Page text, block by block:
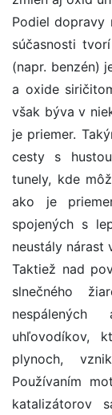
Podiel dopravy
súčasnosti
(napr. benzén)
a oxide
však býva v
je priemer.
cesty s
tunely, kde
ako je
spojených s
neustály nárast
Taktiež nad
slnečného
uhľovodíkov,
plynoch,
Používaním
katalizátorov